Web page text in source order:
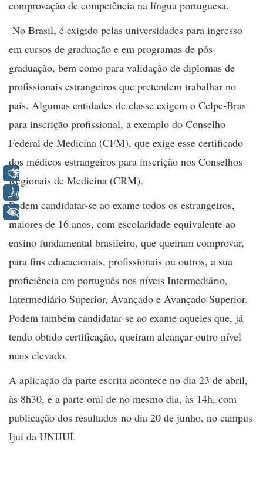
comprovação de competência na língua portuguesa.
No Brasil, é exigido pelas universidades para ingresso
em cursos de graduação e em programas de pós-
graduação, bem como para validação de diplomas de
profissionais estrangeiros que pretendem trabalhar no
país. Algumas entidades de classe exigem o Celpe-Bras
para inscrição profissional, a exemplo do Conselho
Federal de Medicina (CFM), que exige esse certificado
dos médicos estrangeiros para inscrição nos Conselhos
Regionais de Medicina (CRM).
Podem candidatar-se ao exame todos os estrangeiros,
maiores de 16 anos, com escolaridade equivalente ao
ensino fundamental brasileiro, que queiram comprovar,
para fins educacionais, profissionais ou outros, a sua
proficiência em português nos níveis Intermediário,
Intermediário Superior, Avançado e Avançado Superior.
Podem também candidatar-se ao exame aqueles que, já
tendo obtido certificação, queiram alcançar outro nível
mais elevado.
A aplicação da parte escrita acontece no dia 23 de abril,
às 8h30, e a parte oral de no mesmo dia, às 14h, com
publicação dos resultados no dia 20 de junho, no campus
Ijuí da UNIJUÍ.
+ Acessibilidade